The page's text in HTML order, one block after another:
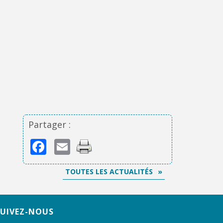
Partager :
Facebook
Email
TOUTES LES ACTUALITÉS
NOUS